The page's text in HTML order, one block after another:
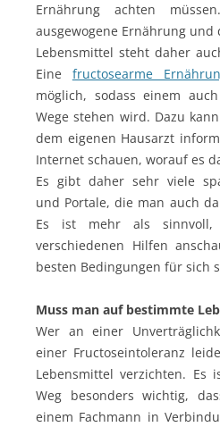
Ernährung achten
ausgewogene Ernährung und
Lebensmittel steht daher
Eine fructosearme
möglich, sodass einem
Wege stehen wird. Dazu
dem eigenen Hausarzt
Internet schauen, worauf es
Es gibt daher sehr viele
und Portale, die man auch
Es ist mehr als
verschiedenen Hilfen
besten Bedingungen für sich
Muss man auf bestimmte
Wer an einer
einer Fructoseintoleranz
Lebensmittel verzichten. Es
Weg besonders wichtig,
einem Fachmann in